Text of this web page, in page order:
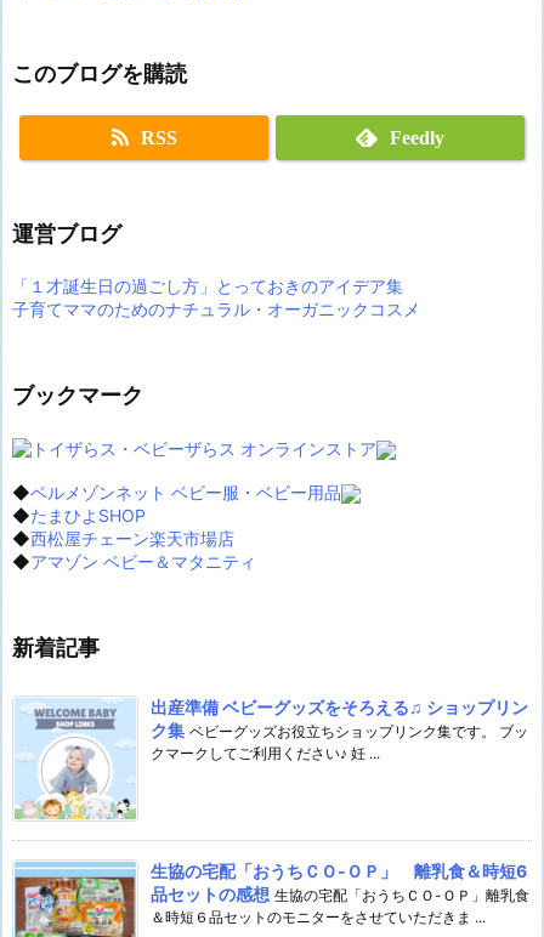
このブログを購読
RSS Feedly
運営ブログ
「１才誕生日の過ごし方」とっておきのアイデア集
子育てママのためのナチュラル・オーガニックコスメ
ブックマーク
◆ベルメゾンネット ベビー服・ベビー用品
◆たまひよSHOP
◆西松屋チェーン楽天市場店
◆アマゾン ベビー＆マタニティ
新着記事
出産準備 ベビーグッズをそろえる♫ ショップリン
ク集 ベビーグッズお役立ちショップリンク集です。 ブッ
クマークしてご利用ください♪ 妊 ...
生協の宅配「おうちＣＯ-ＯＰ」 離乳食＆時短6
品セットの感想 生協の宅配「おうちＣＯ-ＯＰ」離乳食
＆時短６品セットのモニターをさせていただきま ...